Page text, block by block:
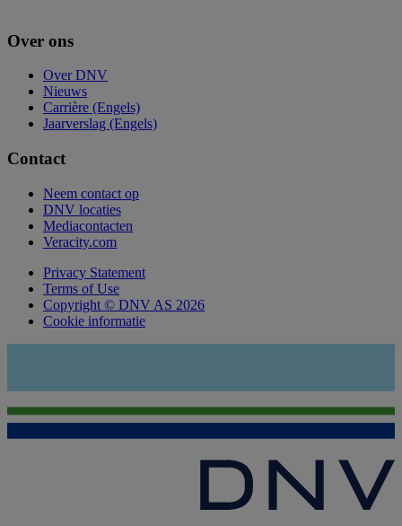
Over ons
Over DNV
Nieuws
Carrière (Engels)
Jaarverslag (Engels)
Contact
Neem contact op
DNV locaties
Mediacontacten
Veracity.com
Privacy Statement
Terms of Use
Copyright © DNV AS 2026
Cookie informatie